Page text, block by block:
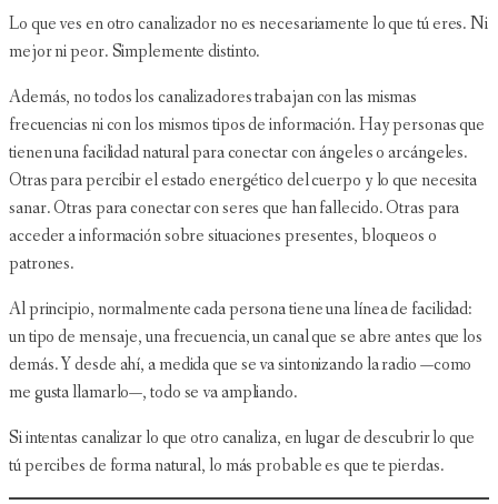
Lo que ves en otro canalizador no es necesariamente lo que tú eres. Ni
mejor ni peor. Simplemente distinto.
Además, no todos los canalizadores trabajan con las mismas
frecuencias ni con los mismos tipos de información. Hay personas que
tienen una facilidad natural para conectar con ángeles o arcángeles.
Otras para percibir el estado energético del cuerpo y lo que necesita
sanar. Otras para conectar con seres que han fallecido. Otras para
acceder a información sobre situaciones presentes, bloqueos o
patrones.
Al principio, normalmente cada persona tiene una línea de facilidad:
un tipo de mensaje, una frecuencia, un canal que se abre antes que los
demás. Y desde ahí, a medida que se va sintonizando la radio —como
me gusta llamarlo—, todo se va ampliando.
Si intentas canalizar lo que otro canaliza, en lugar de descubrir lo que
tú percibes de forma natural, lo más probable es que te pierdas.